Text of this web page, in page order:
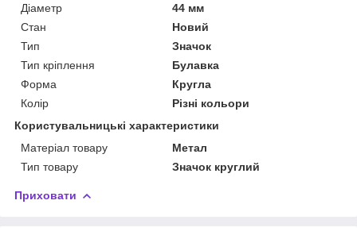
Діаметр
44 мм
Стан
Новий
Тип
Значок
Тип кріплення
Булавка
Форма
Кругла
Колір
Різні кольори
Користувальницькі характеристики
Матеріал товару
Метал
Тип товару
Значок круглий
Приховати